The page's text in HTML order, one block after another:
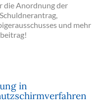
die Anordnung der
und mehr
in